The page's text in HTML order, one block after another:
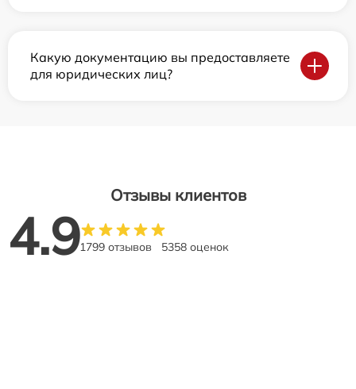
Какую документацию вы предоставляете
для юридических лиц?
Отзывы клиентов
4.91799 отзывов 5358 оценок